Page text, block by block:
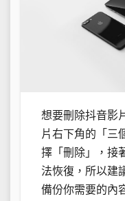
想要刪除抖音影
片右下角的「三
擇「刪除」，接
法恢復，所以建
備份你需要的內